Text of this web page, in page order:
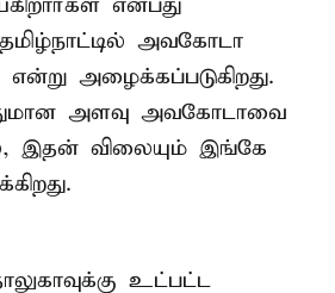
தமிழ்நாட்டில் அவகோடா
அழைக்கப்படுகிறது.
அளவு அவகோடாவை
இதன் விலையும் இங்கே
உட்பட்ட